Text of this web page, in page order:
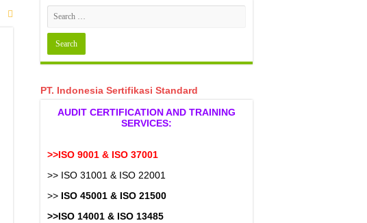
PT. Indonesia Sertifikasi Standard
AUDIT CERTIFICATION AND TRAINING
SERVICES:
>>ISO 9001 & ISO 37001
>> ISO 31001 & ISO 22001
>> ISO 45001 & ISO 21500
>>ISO 14001 & ISO 13485